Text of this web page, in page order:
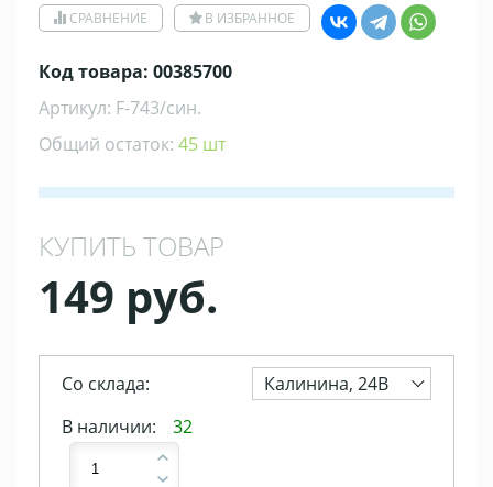
СРАВНЕНИЕ В ИЗБРАННОЕ
Код товара: 00385700
Артикул: F-743/син.
Общий остаток: 45 шт
КУПИТЬ ТОВАР
149 руб.
Со склада:
Калинина, 24В
В наличии:
32